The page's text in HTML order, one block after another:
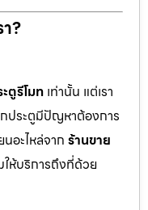
?
ตูรีโมท เท่านั้น แต่เรา
ประตูมีปัญหาต้องการ
อะไหล่จาก ร้านขาย
ให้บริการถึงที่ด้วย